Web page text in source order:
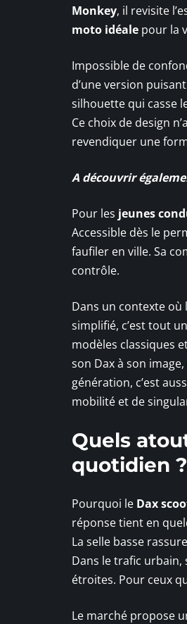
Monkey, il revisite
moto idéale pour la
Impossible de
d’une version
silhouette qui casse
Ce choix de design
revendiquer une
A découvrir
Pour les jeunes
Accessible dès le
faufiler en ville. Sa
contrôle.
Dans un contexte
simplifié, c’est tout
modèles classiques
son Dax à son
génération, c’est
mobilité et de
Quels
quotidien ?
Pourquoi le Dax
réponse tient en
La selle basse
Dans le trafic
étroites. Pour ceux
Le marché propose